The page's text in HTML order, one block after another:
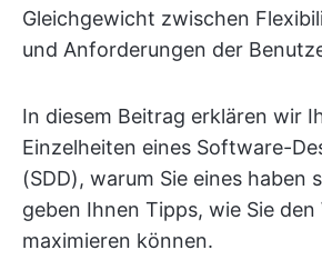
Gleichgewicht zwischen
und Anforderungen der
In diesem Beitrag erklären wir
Einzelheiten eines Software-
(SDD), warum Sie eines haben
geben Ihnen Tipps, wie Sie
maximieren können.